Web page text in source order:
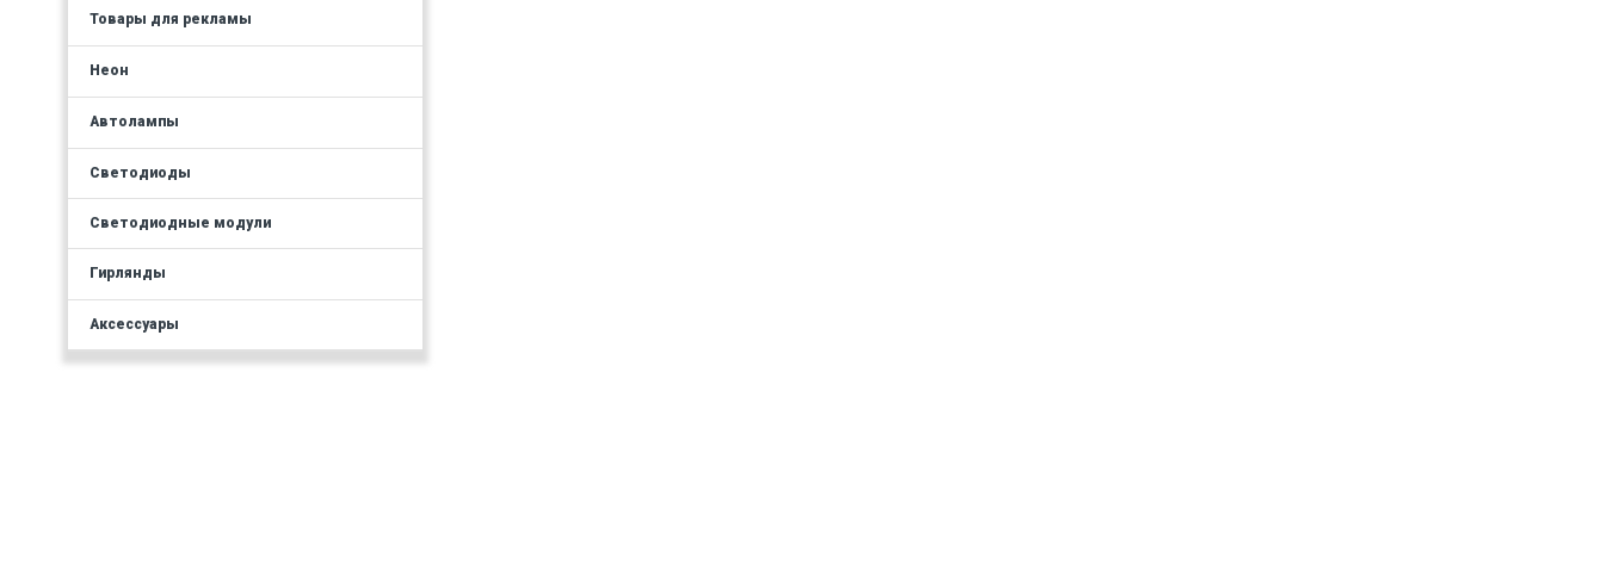
Товары для рекламы
Неон
Автолампы
Светодиоды
Светодиодные модули
Гирлянды
Аксессуары